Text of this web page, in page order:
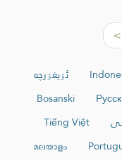
ئۇيغۇرچە
Bosanski
Tiếng Việt
മലയാളം